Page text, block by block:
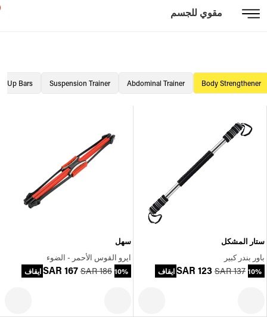
مقوي للجسم
Body Strengthener
Abdominal Trainer
Suspension Trainer
Up Bars
ستار المشكل
باور بندر كبير
SAR 123 SAR 137 10% ايقاف
سهل
ايرو القوس الأحمر - الضوء
SAR 167 SAR 186 10% ايقاف